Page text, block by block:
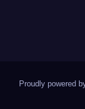
Proudly powered